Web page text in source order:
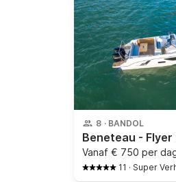
8 · BANDOL
Beneteau - Flyer
Vanaf € 750 per
11 · Super